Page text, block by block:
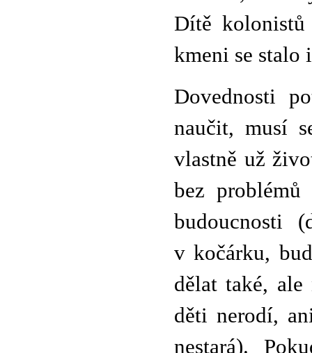
Dítě
kmeni se stalo
Dovednosti
naučit, musí
vlastně už
bez
budoucnosti
v kočárku,
dělat také,
děti nerodí,
nestará).